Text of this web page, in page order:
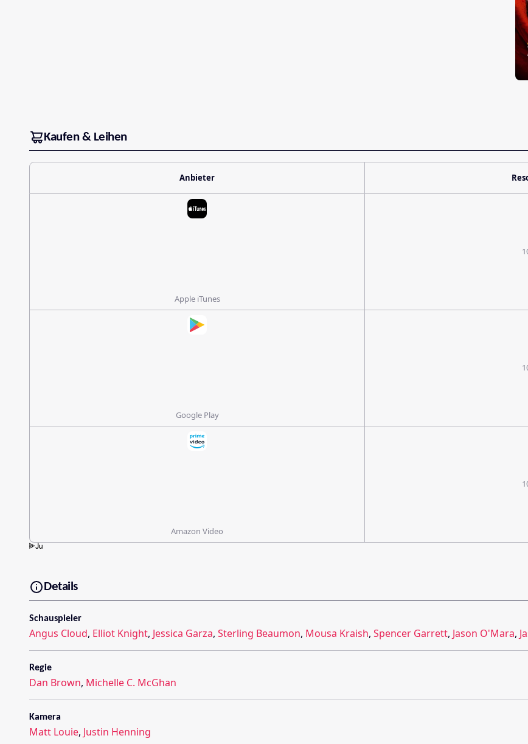
Kaufen & Leihen
Anbieter
Apple iTunes
Google Play
Amazon Video
Details
Schauspieler
Angus Cloud, Elliot Knight, Jessica Garza, Sterling Beaumon, Mousa Kraish, Spencer Garrett, Jason O'Mara,
Regie
Dan Brown, Michelle C. McGhan
Kamera
Matt Louie, Justin Henning